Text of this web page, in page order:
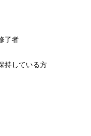
了者
持している方